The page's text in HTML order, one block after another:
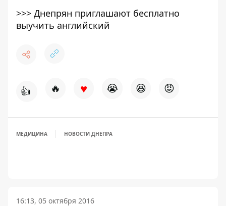
>>> Днепрян приглашают бесплатно
выучить английский
👍 🔥 ♥ 😭 😆 😡
МЕДИЦИНА НОВОСТИ ДНЕПРА
16:13, 05 октября 2016